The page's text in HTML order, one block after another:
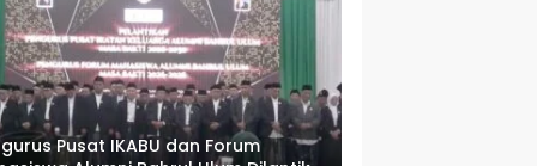
Pusat IKABU dan Forum